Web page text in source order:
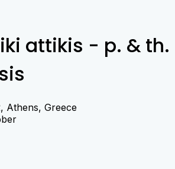
attikis - p. & th.
Athens, Greece